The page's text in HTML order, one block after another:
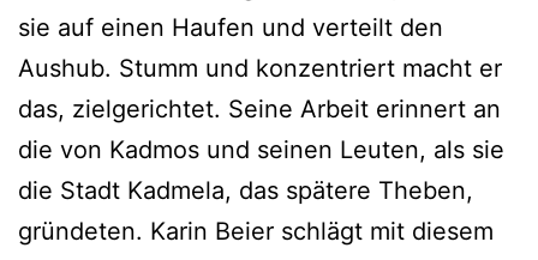
sie auf einen Haufen und verteilt den
Aushub. Stumm und konzentriert macht er
das, zielgerichtet. Seine Arbeit erinnert an
die von Kadmos und seinen Leuten, als sie
die Stadt Kadmela, das spätere Theben,
gründeten. Karin Beier schlägt mit diesem